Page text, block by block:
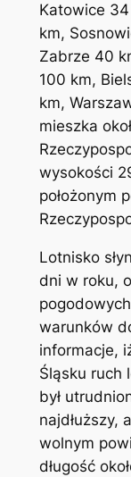
Katowice
km,
Zabrze 40
100 km,
km,
mieszka
wysokości
położonym
Lotnisko
dni w roku,
warunków
informacje,
Śląsku ruch
był
najdłuższy,
wolnym
długość